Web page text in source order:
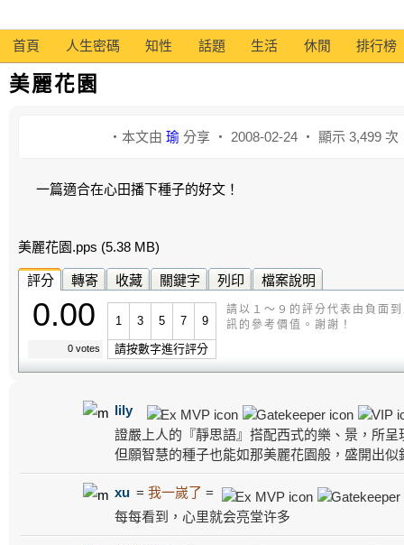
首頁 人生密碼 知性 話題 生活 休閒 排行榜
美麗花園
‧本文由瑜 分享 ‧ 2008-02-24 ‧ 顯示 3,499
一篇適合在心田播下種子的好文！
美麗花園.pps (5.38 MB)
評分 轉寄 收藏 關鍵字 列印 檔案說明
0.00
0 votes
1 3 5 7 9
請按數字進行評分
請以１～９的評分代表由負面
訊的參考價值。謝謝！
lily
證嚴上人的『靜思語』搭配西式的樂、景，所
但願智慧的種子也能如那美麗花園般，盛開出似
xu =我一嵗了 =
每每看到，心里就会亮堂许多